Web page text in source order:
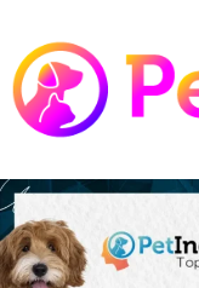
contenido